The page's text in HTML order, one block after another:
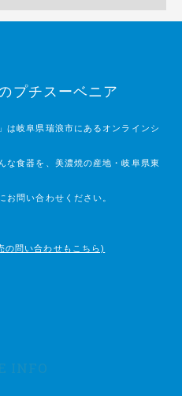
プチスーベニア
は岐阜県瑞浪市にあるオンラインシ
な食器を、美濃焼の産地・岐阜県東
お問い合わせください。
の問い合わせもこちら)
INFO